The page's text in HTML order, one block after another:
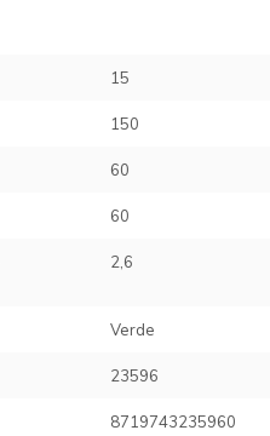
15
150
60
60
2,6
Verde
23596
8719743235960